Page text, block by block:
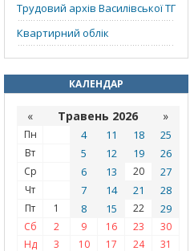
Трудовий архів Василівської ТГ
Квартирний облік
КАЛЕНДАР
« Травень 2026 »
Пн 4 11 18 25
Вт 5 12 19 26
Ср 6 13 20 27
Чт 7 14 21 28
Пт 1 8 15 22 29
Сб 2 9 16 23
30
Нд
3 10 17 24 31